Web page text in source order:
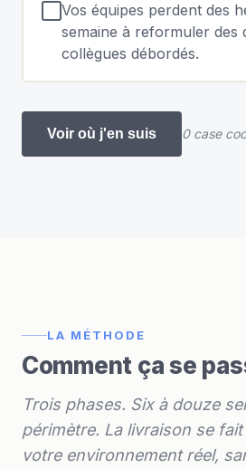
Vos équipes perdent des
semaine à reformuler des
collègues débordés.
Voir où j'en suis 0 case
LA MÉTHODE
Comment ça se
Trois phases. Six à douze
périmètre. La livraison se
votre environnement réel,